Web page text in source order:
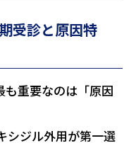
受診と原因特
も重要なのは「原因
シジル外用が第一選